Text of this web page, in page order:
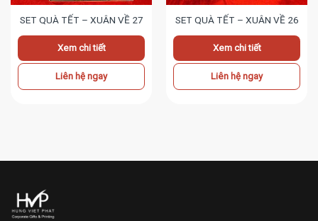
SET QUÀ TẾT – XUÂN VỀ 27
Xem chi tiết
Liên hệ ngay
SET QUÀ TẾT – XUÂN VỀ 26
Xem chi tiết
Liên hệ ngay